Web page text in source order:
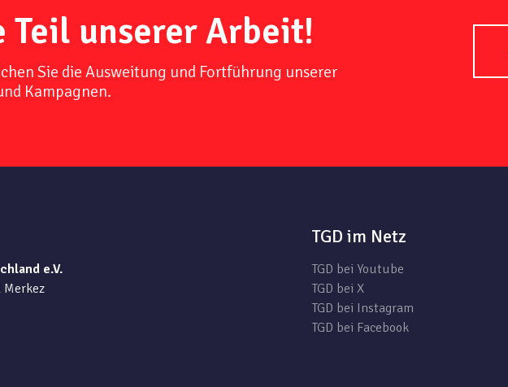
Teil unserer Arbeit!
Sie die Ausweitung und Fortführung unserer
Kampagnen.
e.V.
Merkez
TGD im Netz
TGD bei Youtube
TGD bei X
TGD bei Instagram
TGD bei Facebook